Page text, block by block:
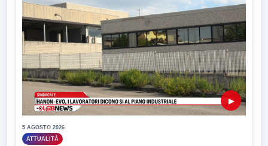
▶
5 AGOSTO 2026
ATTUALITÀ